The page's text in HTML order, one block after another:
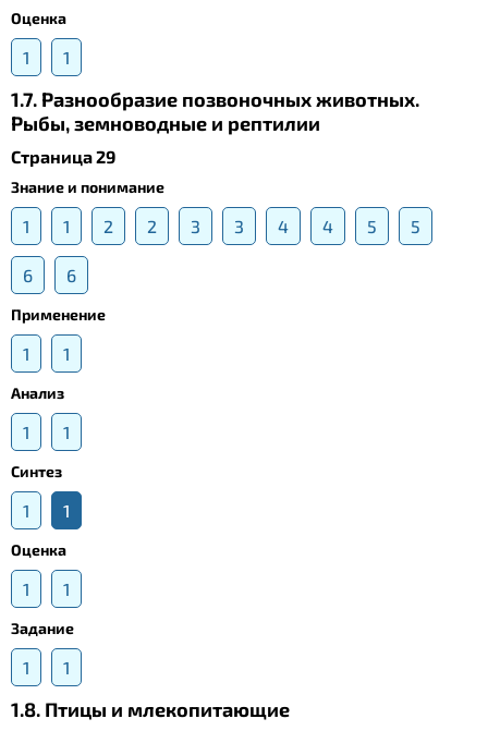
Оценка
1 1
1.7. Разнообразие позвоночных животных.
Рыбы, земноводные и рептилии
Страница 29
Знание и понимание
1 1 2 2 3 3 4 4 5 5
6 6
Применение
1 1
Анализ
1 1
Синтез
1 1
Оценка
1 1
Задание
1 1
1.8. Птицы и млекопитающие